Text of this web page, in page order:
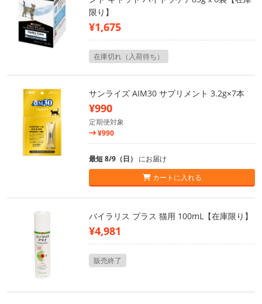
限り】
¥1,675
在庫切れ（入荷待ち）
サンライズ AIM30 サプリメント 3.2g×7本
¥990
定期便対象
¥990
最短 8/9（日） にお届け
カートに入れる
バイラリス プラス 猫用 100mL【在庫限り】
¥4,981
販売終了